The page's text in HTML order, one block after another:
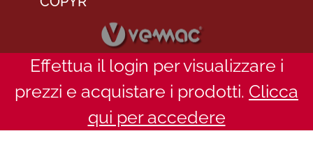
Effettua il login per visualizzare i
prezzi e acquistare i prodotti. Clicca
qui per accedere